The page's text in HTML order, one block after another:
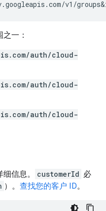
一：
auth/cloud-
auth/cloud-
auth/cloud-
信息。 customerId 必
）。 查找您的客户 ID。